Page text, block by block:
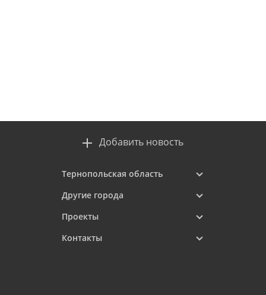
Добавить новость
Тернопольская область
Другие города
Проекты
Контакты